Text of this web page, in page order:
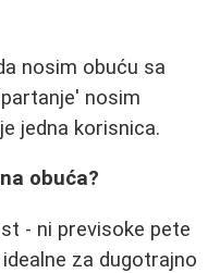
nosim obuću sa
nosim
jedna korisnica.
obuća?
- ni previsoke pete
za dugotrajno